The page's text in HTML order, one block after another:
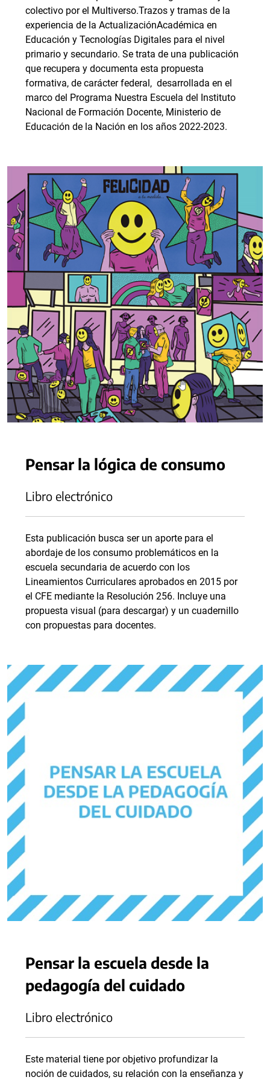
colectivo por el Multiverso.Trazos y tramas de la
experiencia de la ActualizaciónAcadémica en
Educación y Tecnologías Digitales para el nivel
primario y secundario. Se trata de una publicación
que recupera y documenta esta propuesta
formativa, de carácter federal, desarrollada en el
marco del Programa Nuestra Escuela del Instituto
Nacional de Formación Docente, Ministerio de
Educación de la Nación en los años 2022-2023.
Pensar la lógica de consumo
Libro electrónico
Esta publicación busca ser un aporte para el
abordaje de los consumo problemáticos en la
escuela secundaria de acuerdo con los
Lineamientos Curriculares aprobados en 2015 por
el CFE mediante la Resolución 256. Incluye una
propuesta visual (para descargar) y un cuadernillo
con propuestas para docentes.
Pensar la escuela desde la
pedagogía del cuidado
Libro electrónico
Este material tiene por objetivo profundizar la
noción de cuidados, su relación con la enseñanza y